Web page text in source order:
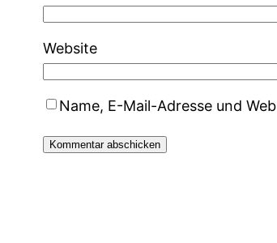
Website
Name, E-Mail-Adresse und